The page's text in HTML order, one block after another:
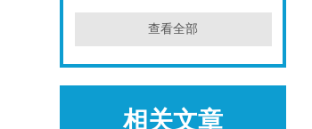
查看全部
相关文章